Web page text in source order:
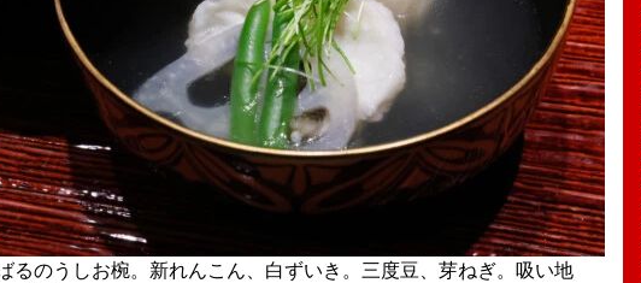
るのうしお椀。新れんこん、白ずいき。三度豆、芽ねぎ。吸い地